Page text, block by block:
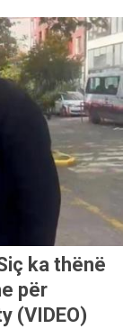
ka thënë
për
(VIDEO)